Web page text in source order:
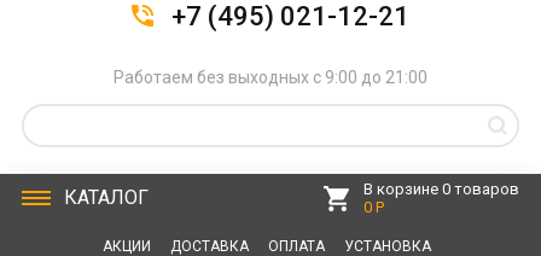
+7 (495) 021-12-21
Работаем без выходных с 9:00 до 21:00
КАТАЛОГ
В корзине 0 товаров
0 Р
АКЦИИ ДОСТАВКА ОПЛАТА УСТАНОВКА